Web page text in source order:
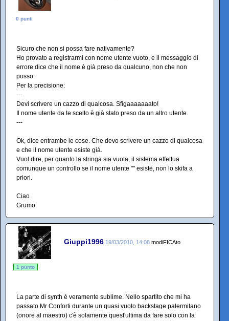
0 punti
Sicuro che non si possa fare nativamente?
Ho provato a registrarmi con nome utente vuoto, e il messaggio di
errore dice che il nome è già preso da qualcuno, non che non
posso.
Per la precisione:
---
Devi scrivere un cazzo di qualcosa. Sfigaaaaaaato!
Il nome utente da te scelto è già stato preso da un altro utente.
---
Ok, dice entrambe le cose. Che devo scrivere un cazzo di qualcosa
e che il nome utente esiste già.
Vuol dire, per quanto la stringa sia vuota, il sistema effettua
comunque un controllo se il nome utente "" esiste, non lo skifa a
priori.
Ciao
Grumo
Giuppi1996 19/03/2010, 14:08 modiFICAto
1 punto
La parte di synth è veramente sublime. Nello spartito che mi ha
passato Mr Conforti durante un quasi vuoto backstage palermitano
(onore al maestro) c'è solamente quest'ultima da fare solo con la